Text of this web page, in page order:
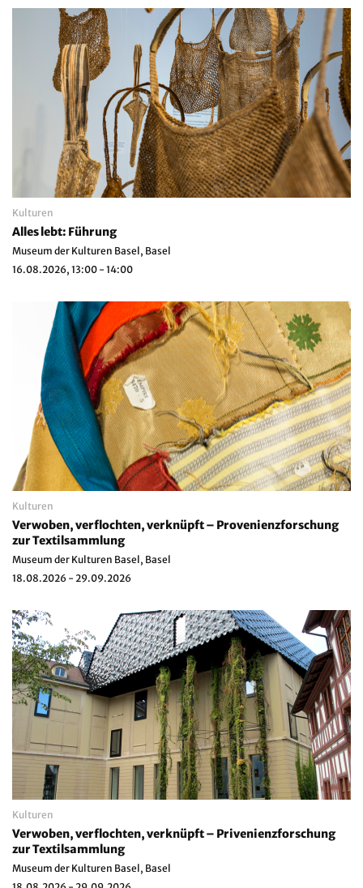
Kulturen
Alles lebt: Führung
Museum der Kulturen Basel, Basel
16.08.2026, 13:00 - 14:00
Kulturen
Verwoben, verflochten, verknüpft – Provenienzforschung
zur Textilsammlung
Museum der Kulturen Basel, Basel
18.08.2026 - 29.09.2026
Kulturen
Verwoben, verflochten, verknüpft – Privenienzforschung
zur Textilsammlung
Museum der Kulturen Basel, Basel